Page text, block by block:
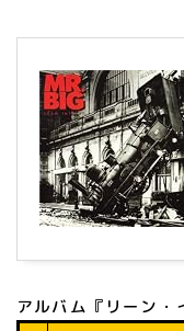
アルバム『リーン・